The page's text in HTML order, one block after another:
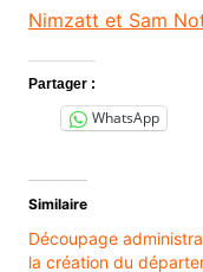
Nimzatt et Sam
Partager :
WhatsApp
Similaire
Découpage
la création du